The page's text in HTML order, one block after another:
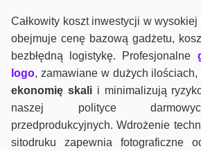
Całkowity koszt inwestycji w
obejmuje cenę bazową gadżetu,
bezbłędną logistykę. Profesjonalne
logo, zamawiane w dużych ilościach,
ekonomię skalii minimalizują
naszej polityce
przedprodukcyjnych. Wdrożenie
sitodruku zapewnia fotograficzne